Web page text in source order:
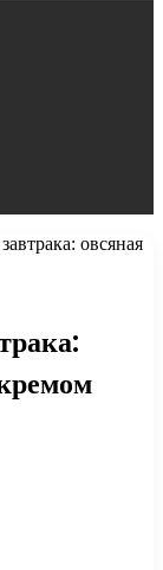
овсяная